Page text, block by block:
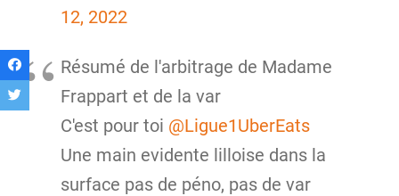
12, 2022
Résumé de l'arbitrage de Madame
Frappart et de la var
C'est pour toi @Ligue1UberEats
Une main evidente lilloise dans la
surface pas de péno, pas de var